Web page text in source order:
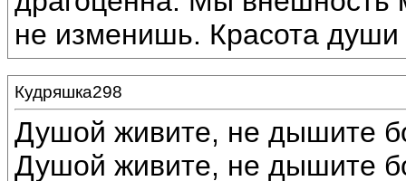
не изменишь. Красота
Кудряшка298
Душой живите, не дышите
Душой живите, не дышите